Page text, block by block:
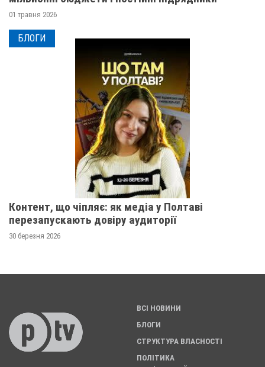
01 травня 2026
БЛОГИ
Контент, що чіпляє: як медіа у Полтаві
перезапускають довіру аудиторії
30 березня 2026
ВСІ НОВИНИ
БЛОГИ
СТРУКТУРА ВЛАСНОСТІ
ПОЛІТИКА